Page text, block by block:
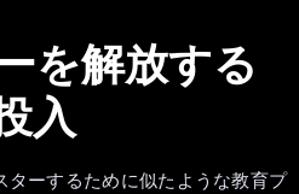
を解放する
入
ターするために似たような教育プ